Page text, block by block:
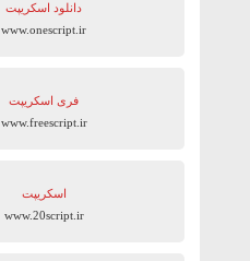
دانلود اسکریپت
www.onescript.ir
فری اسکریپت
www.freescript.ir
اسکریپت
www.20script.ir